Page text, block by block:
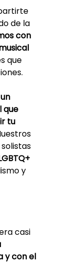
de la
con
que
que
tu
y
casi
y con el